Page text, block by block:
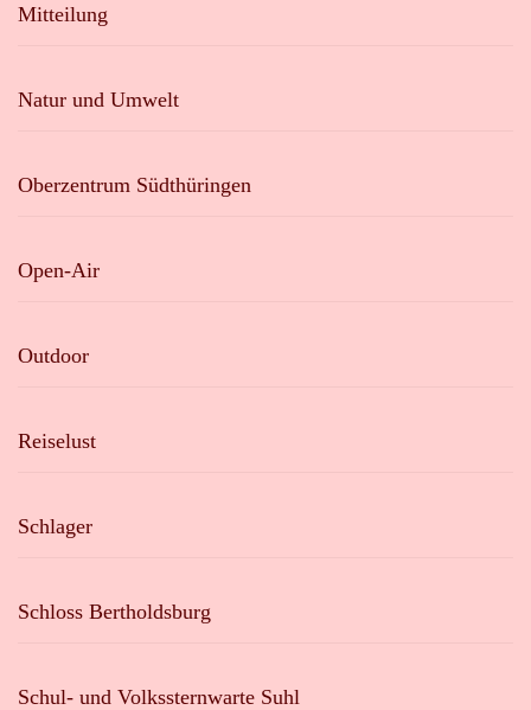
Mitteilung
Natur und Umwelt
Oberzentrum Südthüringen
Open-Air
Outdoor
Reiselust
Schlager
Schloss Bertholdsburg
Schul- und Volkssternwarte Suhl